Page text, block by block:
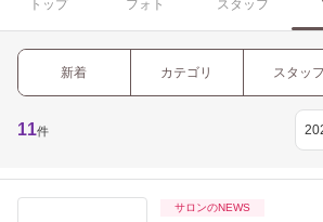
トップ フォト スタッフ
新着 カテゴリ スタッフ
11件
サロンのNEWS